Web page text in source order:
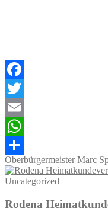
Facebook
Twitter
Email
WhatsApp
Teilen
Oberbürgermeister Marc
Uncategorized
Rodena